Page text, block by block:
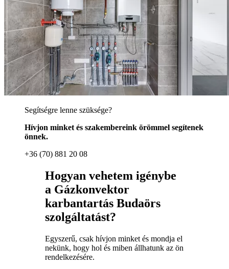
Segítségre lenne szüksége?
Hívjon minket és szakembereink örömmel segítenek
önnek.
+36 (70) 881 20 08
Hogyan vehetem igénybe
a Gázkonvektor
karbantartás Budaörs
szolgáltatást?
Egyszerű, csak hívjon minket és mondja el
nekünk, hogy hol és miben állhatunk az ön
rendelkezésére.